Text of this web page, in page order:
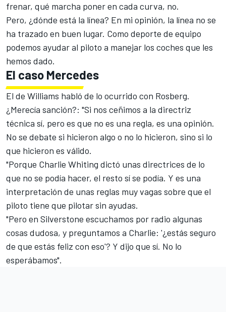
frenar, qué marcha poner en cada curva, no.
Pero, ¿dónde está la línea? En mi opinión, la línea no se
ha trazado en buen lugar. Como deporte de equipo
podemos ayudar al piloto a manejar los coches que les
hemos dado.
El caso Mercedes
El de Williams habló de lo ocurrido con Rosberg.
¿Merecía sanción?: "Si nos ceñimos a la directriz
técnica sí, pero es que no es una regla, es una opinión.
No se debate si hicieron algo o no lo hicieron, sino si lo
que hicieron es válido.
"Porque Charlie Whiting dictó unas directrices de lo
que no se podía hacer, el resto sí se podía. Y es una
interpretación de unas reglas muy vagas sobre que el
piloto tiene que pilotar sin ayudas.
"Pero en Silverstone escuchamos por radio algunas
cosas dudosa, y preguntamos a Charlie: '¿estás seguro
de que estás feliz con eso'? Y dijo que sí. No lo
esperábamos".